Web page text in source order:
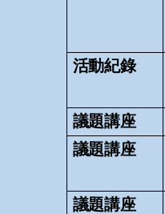
活動紀錄
議題講座
議題講座
議題講座